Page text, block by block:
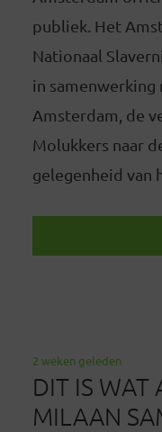
publiek. Het
Nationaal
in
Amsterdam, de
Molukkers naar
gelegenheid van
2 weken geleden
DIT IS WAT
MILAAN